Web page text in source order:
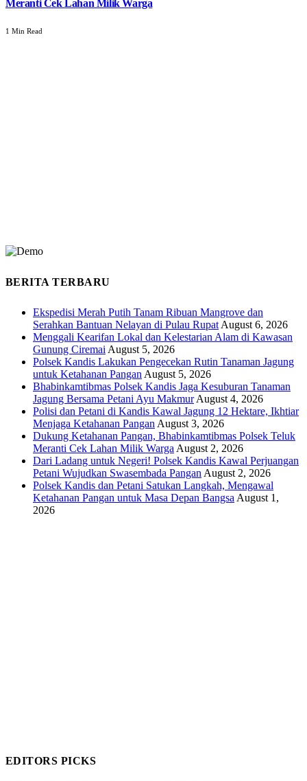
Meranti Cek Lahan Milik Warga
1 Min Read
BERITA TERBARU
Ekspedisi Merah Putih Tanam Ribuan Mangrove dan
Serahkan Bantuan Nelayan di Pulau Rupat August 6, 2026
Menggali Kearifan Lokal dan Kelestarian Alam di Kawasan
Gunung Ciremai August 5, 2026
Polsek Kandis Lakukan Pengecekan Rutin Tanaman Jagung
untuk Ketahanan Pangan August 5, 2026
Bhabinkamtibmas Polsek Kandis Jaga Kesuburan Tanaman
Jagung Bersama Petani Ayu Makmur August 4, 2026
Polisi dan Petani di Kandis Kawal Jagung 12 Hektare, Ikhtiar
Menjaga Ketahanan Pangan August 3, 2026
Dukung Ketahanan Pangan, Bhabinkamtibmas Polsek Teluk
Meranti Cek Lahan Milik Warga August 2, 2026
Dari Ladang untuk Negeri! Polsek Kandis Kawal Perjuangan
Petani Wujudkan Swasembada Pangan August 2, 2026
Polsek Kandis dan Petani Satukan Langkah, Mengawal
Ketahanan Pangan untuk Masa Depan Bangsa August 1,
2026
EDITORS PICKS